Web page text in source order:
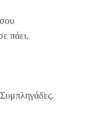
πάει.
Συμπληγάδες.